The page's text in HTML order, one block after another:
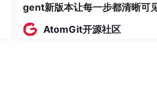
gent新版本让每一步都清晰可
AtomGit开源社区